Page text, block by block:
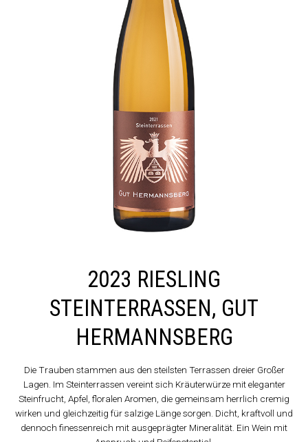
2023 RIESLING
STEINTERRASSEN, GUT
HERMANNSBERG
Die Trauben stammen aus den steilsten Terrassen dreier Großer
Lagen. Im Steinterrassen vereint sich Kräuterwürze mit eleganter
Steinfrucht, Apfel, floralen Aromen, die gemeinsam herrlich cremig
wirken und gleichzeitig für salzige Länge sorgen. Dicht, kraftvoll und
dennoch finessenreich mit ausgeprägter Mineralität. Ein Wein mit